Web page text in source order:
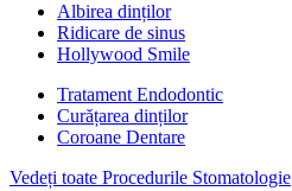
Albirea dinților
Ridicare de sinus
Hollywood Smile
Tratament Endodontic
Curățarea dinților
Coroane Dentare
Vedeți toate Procedurile Stomatologie